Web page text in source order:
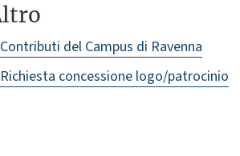
Contributi del Campus di Ravenna
Richiesta concessione logo/patrocinio